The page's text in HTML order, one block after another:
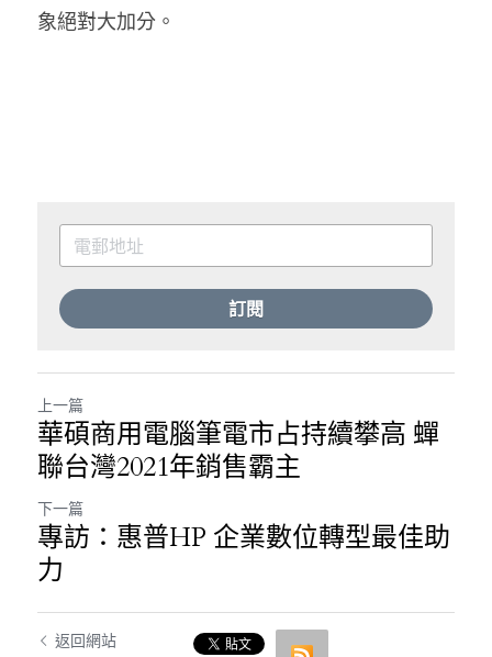
象絕對大加分。
訂閱
上一篇
華碩商用電腦筆電市占持續攀高 蟬
聯台灣2021年銷售霸主
下一篇
專訪：惠普HP 企業數位轉型最佳助
力
返回網站